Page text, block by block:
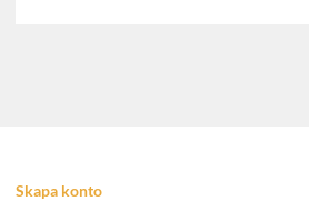
Skapa konto